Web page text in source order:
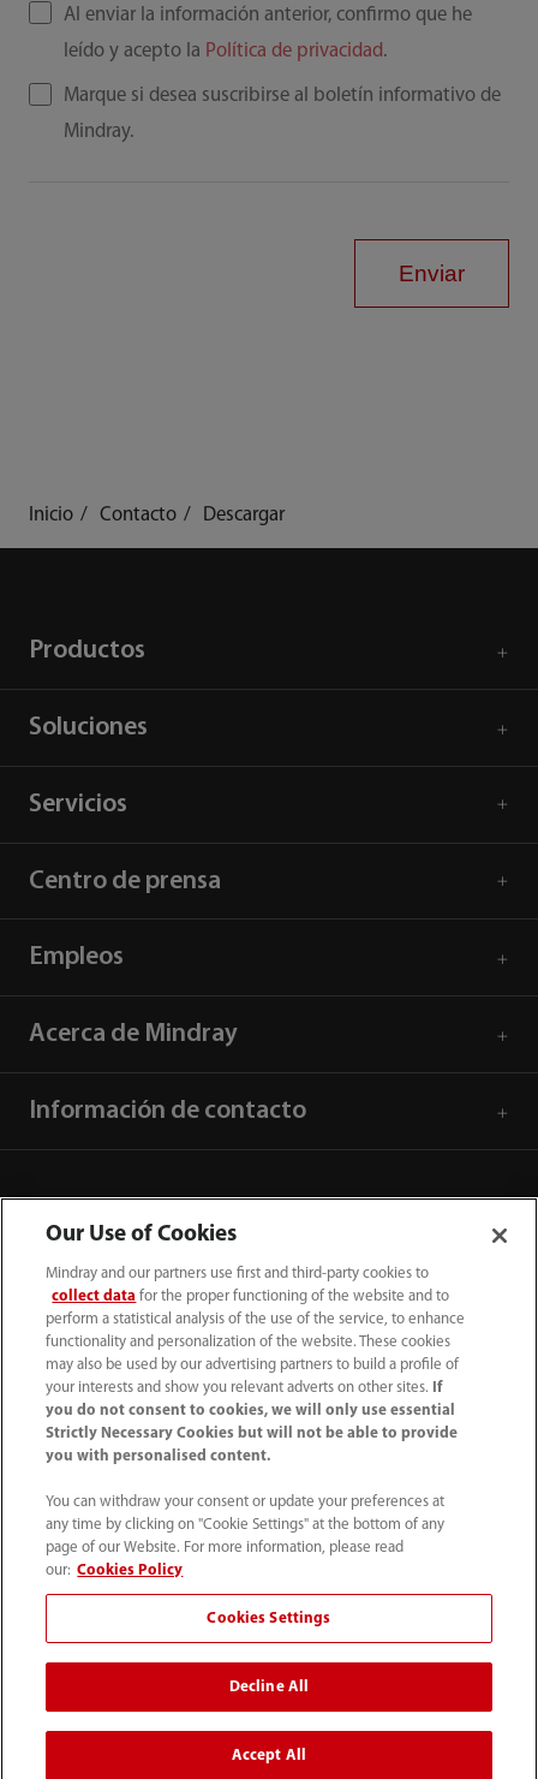
Al enviar la información anterior, confirmo que he
leído y acepto la Política de privacidad.
Marque si desea suscribirse al boletín informativo de
Mindray.
Enviar
Inicio Contacto Descargar
Productos
Soluciones
Servicios
Centro de prensa
Empleos
Acerca de Mindray
Información de contacto
52 55 5661 9450
Condiciones de uso｜ Mapa del sitio ｜ Aviso cookies
Aviso de privacidad
Contáctenos
Mindray Headquarters, Mindray Building, Keji 12th Road
South, High-tech Industrial Park, Nanshan, Shenzhen
518057, P. R. China.
Our Use of Cookies
Mindray and our partners use first and third-party cookies to
collect data for the proper functioning of the website and to
perform a statistical analysis of the use of the service, to enhance
functionality and personalization of the website. These cookies
may also be used by our advertising partners to build a profile of
your interests and show you relevant adverts on other sites.
If
you do not consent to cookies, we will only use essential
Strictly Necessary Cookies but will not be able to provide
you with personalised content.
You can withdraw your consent or update your preferences at
any time by clicking on "Cookie Settings" at the bottom of any
page of our Website. For more information, please read
our: Cookies Policy
Cookies Settings
Decline All
Accept All